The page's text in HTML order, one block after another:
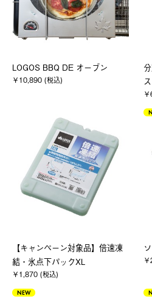
LOGOS BBQ DE オーブン
￥10,890 (税込)
【キャンペーン対象品】倍速凍
結・氷点下パックXL
￥1,870 (税込)
NEW